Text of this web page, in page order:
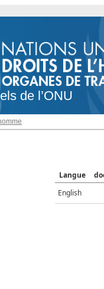
de l’ONU
Langue
English